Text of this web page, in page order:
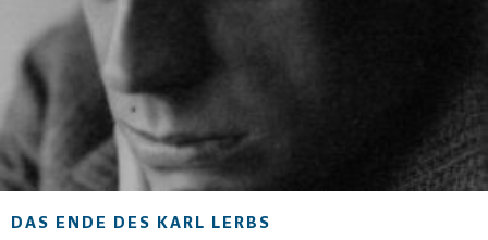
DAS ENDE DES KARL LERBS